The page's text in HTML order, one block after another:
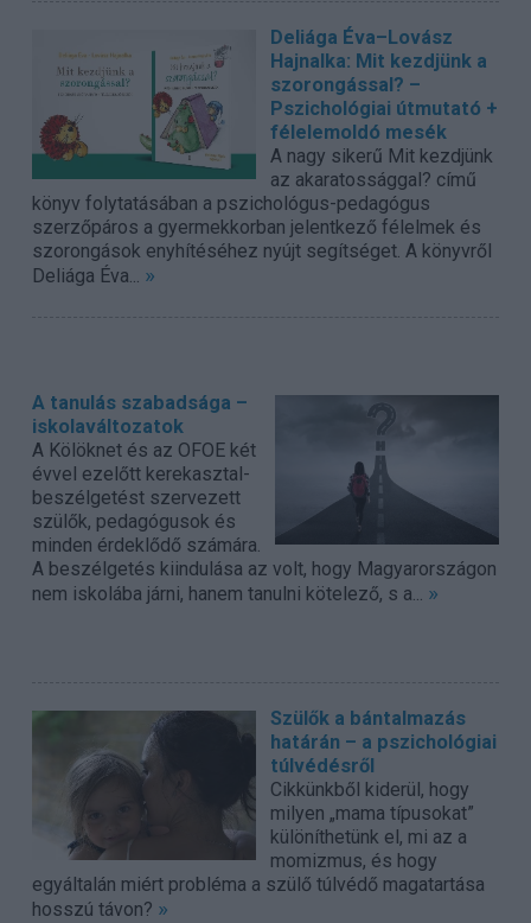
Deliága Éva–Lovász
Hajnalka: Mit kezdjünk a
szorongással? –
Pszichológiai útmutató +
félelemoldó mesék
A nagy sikerű Mit kezdjünk
az akaratossággal? című
könyv folytatásában a pszichológus-pedagógus
szerzőpáros a gyermekkorban jelentkező félelmek és
szorongások enyhítéséhez nyújt segítséget. A könyvről
Deliága Éva... »
A tanulás szabadsága –
iskolaváltozatok
A Kölöknet és az OFOE két
évvel ezelőtt kerekasztal-
beszélgetést szervezett
szülők, pedagógusok és
minden érdeklődő számára.
A beszélgetés kiindulása az volt, hogy Magyarországon
nem iskolába járni, hanem tanulni kötelező, s a... »
Szülők a bántalmazás
határán – a pszichológiai
túlvédésről
Cikkünkből kiderül, hogy
milyen „mama típusokat”
különíthetünk el, mi az a
momizmus, és hogy
egyáltalán miért probléma a szülő túlvédő magatartása
hosszú távon? »